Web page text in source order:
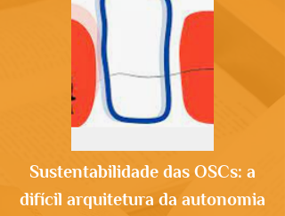
Sustentabilidade das OSCs: a
difícil arquitetura da autonomia